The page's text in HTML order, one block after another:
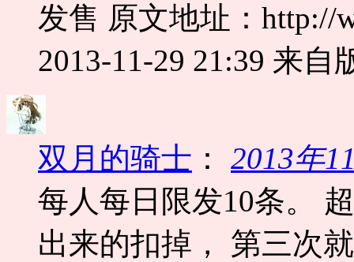
发售 原文地址：http://
2013-11-29 21:39 来自
双月的骑士 ： 2013年
每人每日限发10条。
出来的扣掉， 第三次